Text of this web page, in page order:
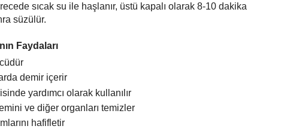
sıcak su ile haşlanır, üstü kapalı olarak 8-10 dakika
süzülür.
Faydaları
demir içerir
yardımcı olarak kullanılır
ve diğer organları temizler
hafifletir